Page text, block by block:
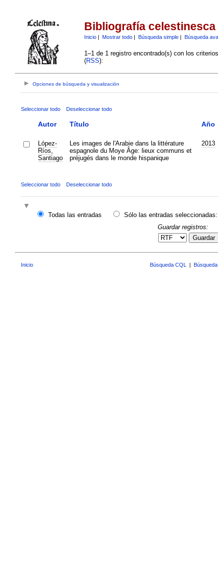
Bibliografía celestinesca
Inicio| Mostrar todo| Búsqueda simple| Búsqueda
1–1 de 1 registro encontrado(s) con los
(RSS):
Opciones de búsqueda y visualización
Seleccionar todo Deseleccionar todo
Autor Título Año
López-
Ríos,
Santiago
Les images de l'Arabie dans la littérature
espagnole du Moye Âge: lieux communs et
préjugés dans le monde hispanique
2013
Seleccionar todo Deseleccionar todo
Todas las entradas
Sólo las entradas seleccionadas:
Guardar registros:
Guardar
Inicio Búsqueda CQL